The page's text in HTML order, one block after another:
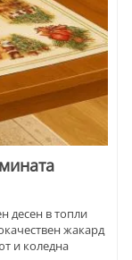
десен в топли
жакард
и коледна